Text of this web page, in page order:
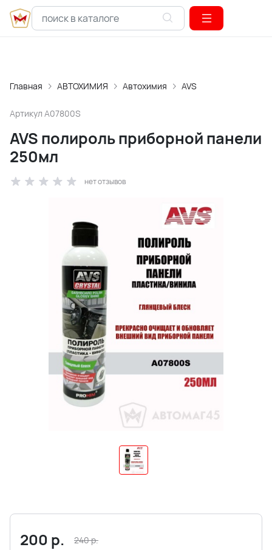
Главная АВТОХИМИЯ Автохимия AVS
Артикул A07800S
AVS полироль приборной панели
250мл
нет отзывов
200 р. 240р.